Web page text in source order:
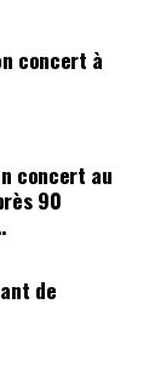
concert à
concert au
90
de